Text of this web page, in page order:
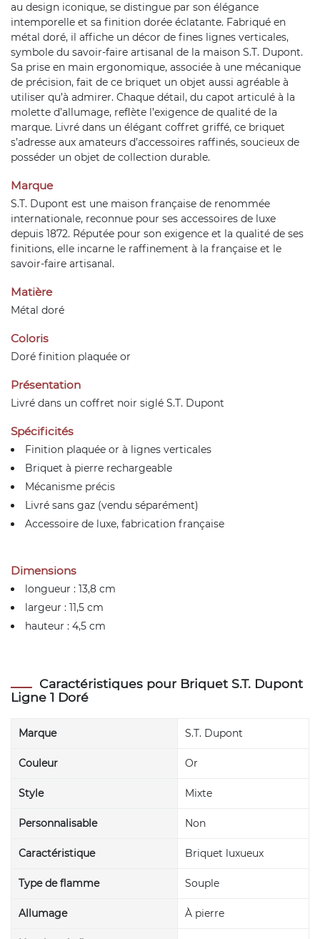
au design iconique, se distingue par son élégance
intemporelle et sa finition dorée éclatante. Fabriqué en
métal doré, il affiche un décor de fines lignes verticales,
symbole du savoir-faire artisanal de la maison S.T. Dupont.
Sa prise en main ergonomique, associée à une mécanique
de précision, fait de ce briquet un objet aussi agréable à
utiliser qu’à admirer. Chaque détail, du capot articulé à la
molette d’allumage, reflète l’exigence de qualité de la
marque. Livré dans un élégant coffret griffé, ce briquet
s’adresse aux amateurs d’accessoires raffinés, soucieux de
posséder un objet de collection durable.
Marque
S.T. Dupont est une maison française de renommée
internationale, reconnue pour ses accessoires de luxe
depuis 1872. Réputée pour son exigence et la qualité de ses
finitions, elle incarne le raffinement à la française et le
savoir-faire artisanal.
Matière
Métal doré
Coloris
Doré finition plaquée or
Présentation
Livré dans un coffret noir siglé S.T. Dupont
Spécificités
Finition plaquée or à lignes verticales
Briquet à pierre rechargeable
Mécanisme précis
Livré sans gaz (vendu séparément)
Accessoire de luxe, fabrication française
Dimensions
longueur : 13,8 cm
largeur : 11,5 cm
hauteur : 4,5 cm
Caractéristiques pour Briquet S.T. Dupont
Ligne 1 Doré
Marque S.T. Dupont
Couleur Or
Style Mixte
Personnalisable Non
Caractéristique Briquet luxueux
Type de flamme Souple
Allumage À pierre